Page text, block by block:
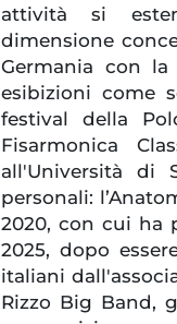
attività si
dimensione
Germania con
esibizioni come
festival della
Fisarmonica
all'Università di
personali:
2020, con cui ha
2025, dopo
italiani
Rizzo Big Band,